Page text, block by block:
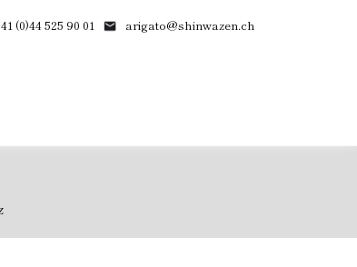
(0)44 525 90 01 arigato@shinwazen.ch